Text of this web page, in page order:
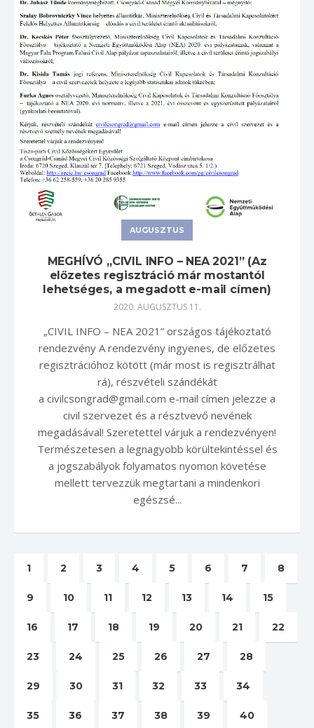
AUGUSZTUS
MEGHÍVÓ „CIVIL INFO – NEA 2021” (Az
előzetes regisztráció már mostantól
lehetséges, a megadott e-mail címen)
2020. AUGUSZTUS 11.
„CIVIL INFO – NEA 2021” országos tájékoztató
rendezvény A rendezvény ingyenes, de előzetes
regisztrációhoz kötött (már most is regisztrálhat
rá), részvételi szándékát
a civilcsongrad@gmail.com e-mail címen jelezze a
civil szervezet és a résztvevő nevének
megadásával! Szeretettel várjuk a rendezvényen!
Természetesen a legnagyobb körültekintéssel és
a jogszabályok folyamatos nyomon követése
mellett tervezzük megtartani a mindenkori
egészsé...
1 2 3 4 5 6 7 8
9 10 11 12 13 14 15
16 17 18 19 20 21 22
23 24 25 26 27 28
29 30 31 32 33 34
35 36 37 38 39 40